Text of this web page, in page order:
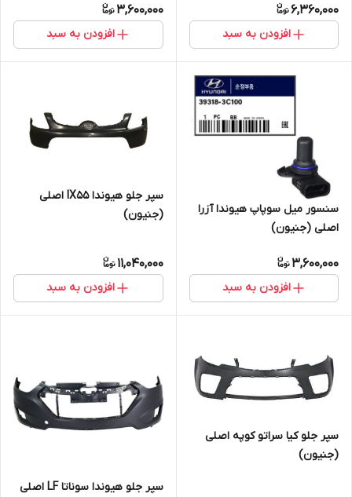
6,360,000
افزودن به سبد
3,600,000
افزودن به سبد
سنسور میل سوپاپ هیوندا آزرا
اصلی (جنیون)
3,600,000
افزودن به سبد
سپر جلو هیوندا IX55 اصلی
(جنیون)
11,040,000
افزودن به سبد
سپر جلو کیا سراتو کوپه اصلی
(جنیون)
سپر جلو هیوندا سوناتا LF اصلی